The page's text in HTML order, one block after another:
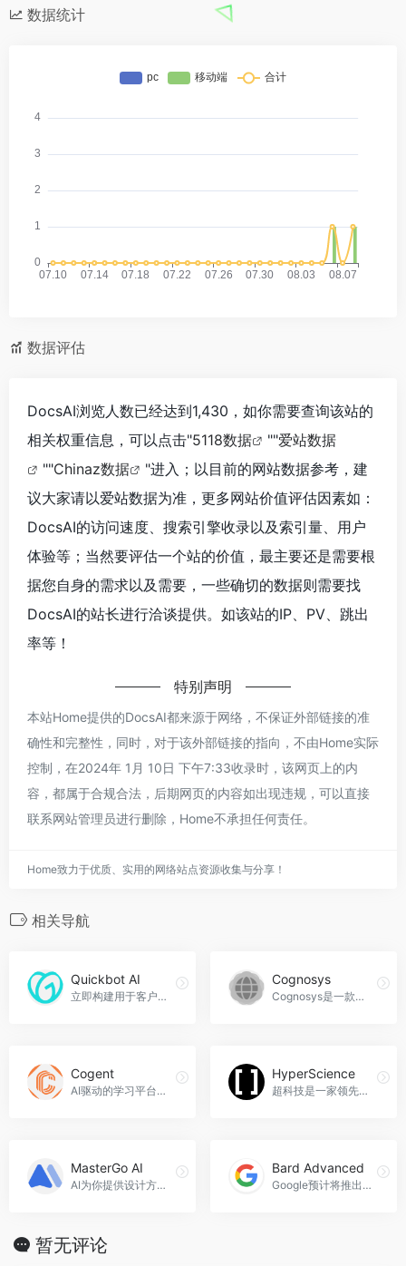
数据统计
数据评估
DocsAI浏览人数已经达到1,430，如你需要查询该站的
相关权重信息，可以点击"5118数据 ""爱站数据
""Chinaz数据
"进入；以目前的网站数据参考，建
议大家请以爱站数据为准，更多网站价值评估因素如：
DocsAI的访问速度、搜索引擎收录以及索引量、用户
体验等；当然要评估一个站的价值，最主要还是需要根
据您自身的需求以及需要，一些确切的数据则需要找
DocsAI的站长进行洽谈提供。如该站的IP、PV、跳出
率等！
特别声明
本站Home提供的DocsAI都来源于网络，不保证外部链接的准
确性和完整性，同时，对于该外部链接的指向，不由Home实际
控制，在2024年 1月 10日 下午7:33收录时，该网页上的内
容，都属于合规合法，后期网页的内容如出现违规，可以直接
联系网站管理员进行删除，Home不承担任何责任。
Home致力于优质、实用的网络站点资源收集与分享！
相关导航
Quickbot AI
立即构建用于客户支持的OpenAI聊天机器人，Quickbot AI官网入口网址
Cognosys
Cognosys是一款智能助手，可以帮助您简化工作流程，提高工作效率。它可以代替您完成繁琐的任务，让您专注于真正重要的事情，Cognosys官网入口网址
Cogent
AI驱动的学习平台，助力学术成功
HyperScience
超科技是一家领先的企业AI平台提供商，通过自动化文档处理和智能化流程，帮助企业提高效率和准确性，HyperScience官网入口网址
MasterGo AI
AI为你提供设计方案，MasterGo AI官网入口网址
Bard Advanced
Google预计将推出的付费语言模型服务，Bard Advanced官网入口网址
暂无评论